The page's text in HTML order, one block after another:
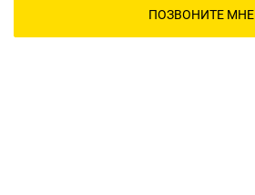
ПОЗВОНИТЕ МНЕ